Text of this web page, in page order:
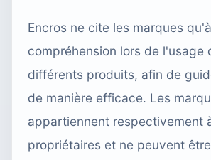
Encros ne cite les marques
compréhension lors de l'usage
différents produits, afin de
de manière efficace. Les
appartiennent respectivement
propriétaires et ne peuvent